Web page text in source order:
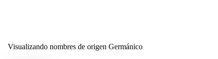
Visualizando nombres de origen Germánico